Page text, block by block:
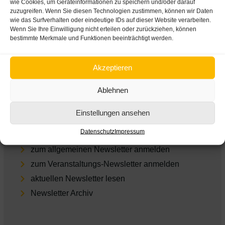
wie Cookies, um Geräteinformationen zu speichern und/oder darauf
zuzugreifen. Wenn Sie diesen Technologien zustimmen, können wir Daten
wie das Surfverhalten oder eindeutige IDs auf dieser Website verarbeiten.
Wenn Sie Ihre Einwilligung nicht erteilen oder zurückziehen, können
bestimmte Merkmale und Funktionen beeinträchtigt werden.
Akzeptieren
Ablehnen
Einstellungen ansehen
DatenschutzImpressum
Impres­sum
Daten­schutz
Empfohlene Links
ARGE Suchtvorbeugung
Dia­log­wo­che Alkohol
zum allgemeinen Newsletter anmelden
zum Veranstaltungs-Newsletter anmelden
aktu­el­len Newsletter lesen
Newsletter Archiv